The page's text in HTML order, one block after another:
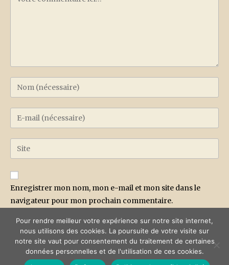
Enregistrer mon nom, mon e-mail et mon site dans le
navigateur pour mon prochain commentaire.
Pour rendre meilleur votre expérience sur notre site internet,
nous utilisons des cookies. La poursuite de votre visite sur
notre site vaut pour consentement du traitement de certaines
données personnelles et de l'utilisation de ces cookies.